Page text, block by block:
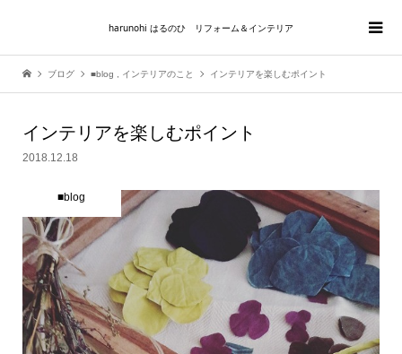
harunohi はるのひ リフォーム＆インテリア
ブログ ■blog インテリアのこと インテリアを楽しむポイント
インテリアを楽しむポイント
2018.12.18
■blog